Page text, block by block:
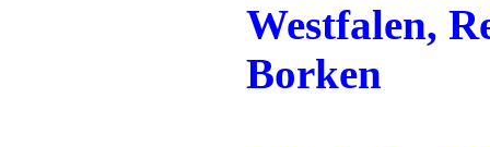
Westfalen,
Borken